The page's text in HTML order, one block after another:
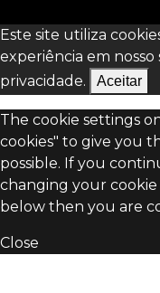
Este site utiliza
experiência em nosso
privacidade.
Aceitar
The cookie settings
cookies" to give you
possible. If you
changing your
below then you are
Close